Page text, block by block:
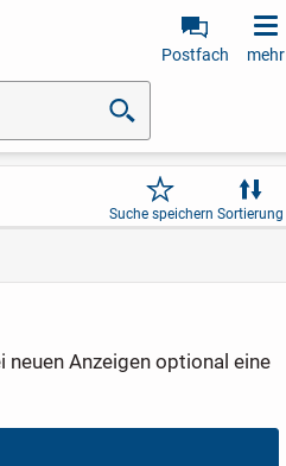
Postfach mehr
Suche speichern Sortierung
neuen Anzeigen optional eine